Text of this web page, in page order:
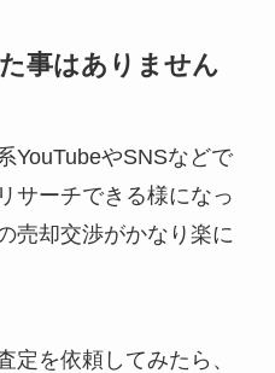
事はありません
YouTubeやSNSなどで
サーチできる様になっ
売却交渉がかなり楽に
定を依頼してみたら、